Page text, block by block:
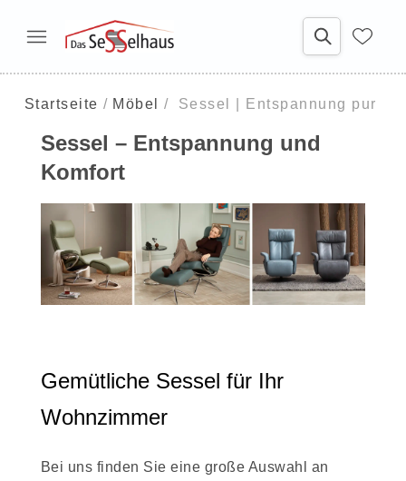
Startseite Möbel Sessel | Entspannung pur
Sessel – Entspannung und
Komfort
Gemütliche Sessel für Ihr
Wohnzimmer
Bei uns finden Sie eine große Auswahl an